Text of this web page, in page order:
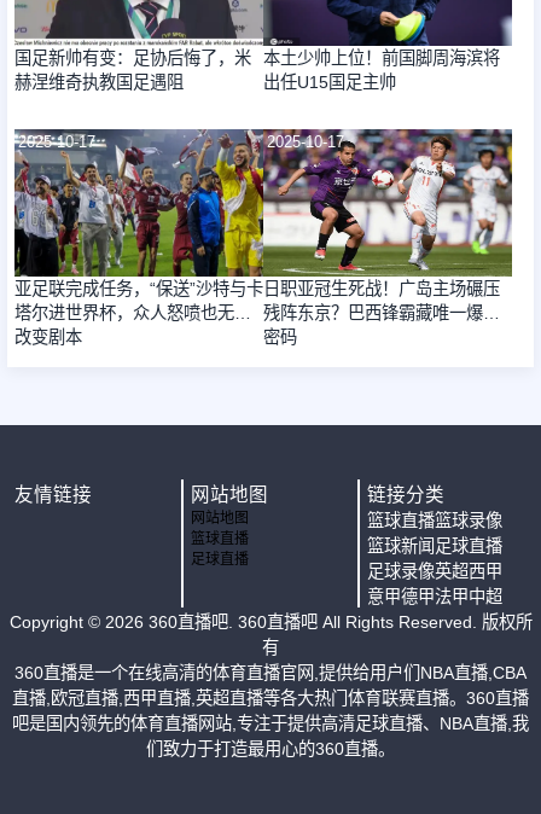
国足新帅有变：足协后悔了，米
赫涅维奇执教国足遇阻
本土少帅上位！前国脚周海滨将
出任U15国足主帅
2025-10-17
亚足联完成任务，“保送”沙特与卡
塔尔进世界杯，众人怒喷也无法
改变剧本
2025-10-17
日职亚冠生死战！广岛主场碾压
残阵东京？巴西锋霸藏唯一爆冷
密码
友情链接 网站地图
网站地图
篮球直播
足球直播
链接分类
篮球直播篮球录像
篮球新闻 足球直播
足球录像英超西甲
意甲德甲法甲中超
Copyright © 2026 360直播吧. 360直播吧 All Rights Reserved. 版权所
有
360直播是一个在线高清的体育直播官网,提供给用户们NBA直播,CBA
直播,欧冠直播,西甲直播,英超直播等各大热门体育联赛直播。360直播
吧是国内领先的体育直播网站,专注于提供高清足球直播、NBA直播,我
们致力于打造最用心的360直播。